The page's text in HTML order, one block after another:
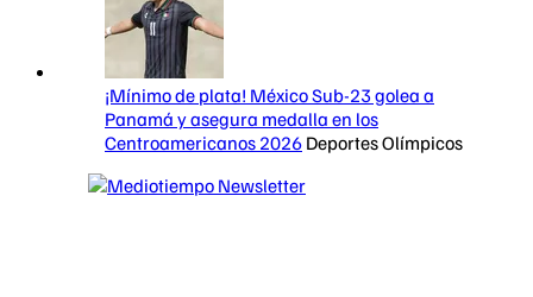
¡Mínimo de plata! México Sub-23 golea a
Panamá y asegura medalla en los
Centroamericanos 2026 Deportes Olímpicos